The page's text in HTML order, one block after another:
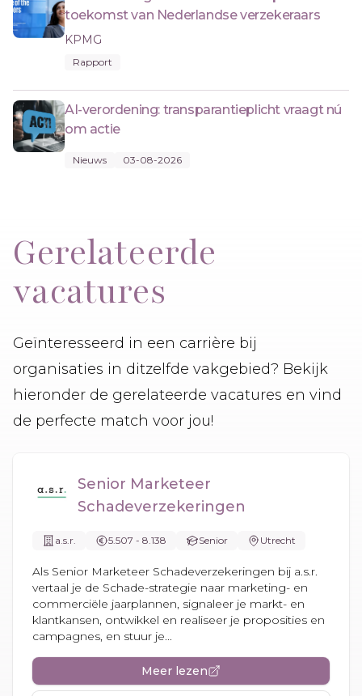
toekomst van Nederlandse verzekeraars
KPMG
Rapport
AI-verordening: transparantieplicht vraagt nú
om actie
Nieuws 03-08-2026
Gerelateerde
vacatures
Geïnteresseerd in een carrière bij
organisaties in ditzelfde vakgebied? Bekijk
hieronder de gerelateerde vacatures en vind
de perfecte match voor jou!
Senior Marketeer
Schadeverzekeringen
a.s.r. 5.507 - 8.138 Senior Utrecht
Als Senior Marketeer Schadeverzekeringen bij a.s.r.
vertaal je de Schade-strategie naar marketing- en
commerciële jaarplannen, signaleer je markt- en
klantkansen, ontwikkel en realiseer je proposities en
campagnes, en stuur je...
Meer lezen